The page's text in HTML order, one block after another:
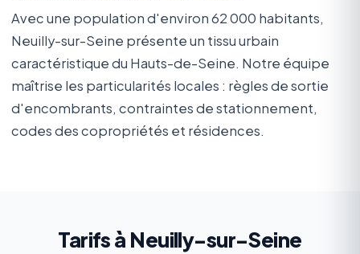
Avec une population d'environ 62 000 habitants,
Neuilly-sur-Seine présente un tissu urbain
caractéristique du Hauts-de-Seine. Notre équipe
maîtrise les particularités locales : règles de sortie
d'encombrants, contraintes de stationnement,
codes des copropriétés et résidences.
Tarifs à Neuilly-sur-Seine